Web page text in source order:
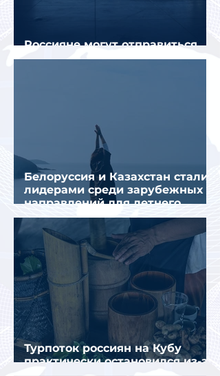
Россияне могут отправиться
прямыми рейсами в 34 страны
Белоруссия и Казахстан стали
лидерами среди зарубежных
направлений для летнего
отдыха россиян
Турпоток россиян на Кубу
практически остановился из-за